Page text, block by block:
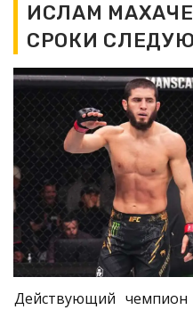
ИСЛАМ
СРОКИ
Действующий чемпион